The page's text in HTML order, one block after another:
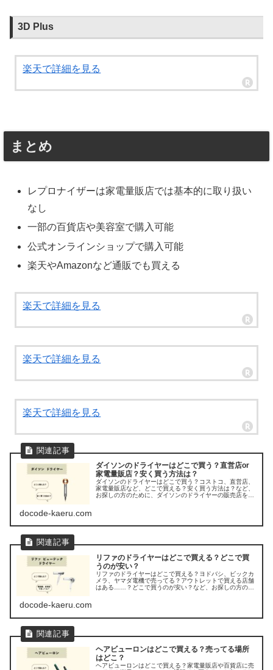
3D Plus
楽天で詳細を見る
まとめ
レプロナイザーは家電量販店では基本的に取り扱い
なし
一部の百貨店や美容室で購入可能
公式オンラインショップで購入可能
楽天やAmazonなど通販でも買える
楽天で詳細を見る
楽天で詳細を見る
楽天で詳細を見る
ダイソンのドライヤーはどこで買う？直営店or
家電量販店？安く買う方法は？
ダイソンのドライヤーはどこで買う？コストコ、直営店、
家電量販店など、どこで買える？安く買う方法は？など、
お探しの方のために、ダイソンのドライヤーの販売店を調
docode-kaeru.com
リファのドライヤーはどこで買える？どこで買
うのが安い？
リファのドライヤーはどこで買える？ヨドバシ、ビックカ
メラ、ヤマダ電機で売ってる？アウトレットで買える店舗
はある……？どこで買うのが安い？など、お探しの方のた
docode-kaeru.com
ヘアビューロンはどこで買える？売ってる場所
はどこ？
ヘアビューロンはどこで買える？家電量販店や百貨店に売